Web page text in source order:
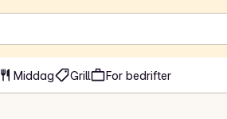
Middag Grill For bedrifter